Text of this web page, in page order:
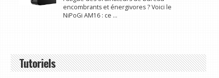
encombrants et énergivores ? Voici le
NiPoGi AM16 : ce ...
Tutoriels